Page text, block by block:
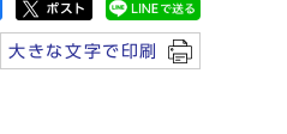
大きな文字で印刷